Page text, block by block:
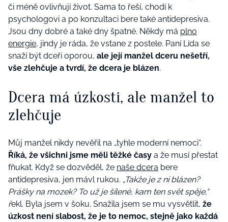
či méně ovlivňují život. Sama to řeší, chodí k
psychologovi a po konzultaci bere také antidepresiva.
Jsou dny dobré a také dny špatné. Někdy má plno
energie, jindy je ráda, že vstane z postele. Paní Lída se
snaží být dceři oporou, ale její manžel dceru nešetří,
vše zlehčuje a tvrdí, že dcera je blázen.
Dcera má úzkosti, ale manžel to
zlehčuje
Můj manžel nikdy nevěřil na „tyhle moderní nemoci“.
Říká, že všichni jsme měli těžké časy a že musí přestat
fňukat. Když se dozvěděl, že naše dcera bere
antidepresiva, jen mávl rukou. „Takže je z ní blázen?
Prášky na mozek? To už je šílené, kam ten svět spěje,“
řekl. Byla jsem v šoku. Snažila jsem se mu vysvětlit, že
úzkost není slabost, že je to nemoc, stejně jako každá